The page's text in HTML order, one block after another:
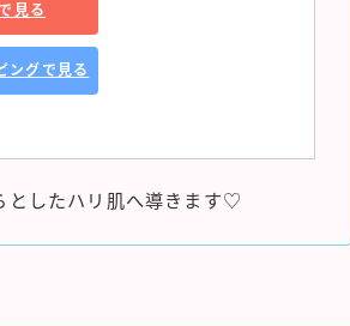
見る
ングで見る
としたハリ肌へ導きます♡